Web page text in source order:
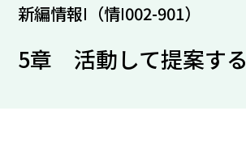
新編情報Ⅰ（情Ⅰ002-901）
5章 活動して提案する